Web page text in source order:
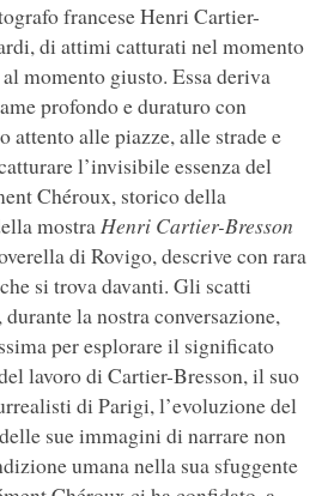
francese Henri Cartier-
di attimi catturati nel momento
momento giusto. Essa deriva
profondo e duraturo con
attento alle piazze, alle strade e
l’invisibile essenza del
Chéroux, storico della
mostraHenri Cartier-Bresson
di Rovigo, descrive con rara
si trova davanti. Gli scatti
la nostra conversazione,
per esplorare il significato
lavoro di Cartier-Bresson, il suo
di Parigi, l’evoluzione del
sue immagini di narrare non
umana nella sua sfuggente